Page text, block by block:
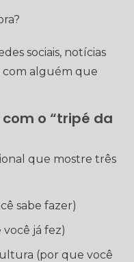
sociais, notícias
com alguém que
o “tripé da
que mostre três
sabe fazer)
já fez)
(por que você